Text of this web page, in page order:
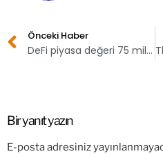
Önceki Haber
DeFi piyasa değeri 75 milyar dolara geriledi!
Bir yanıt yazın
E-posta adresiniz